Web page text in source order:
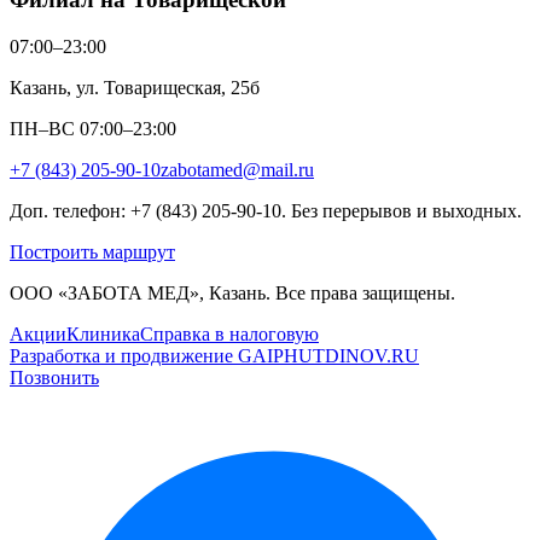
07:00–23:00
Казань, ул. Товарищеская, 25б
ПН–ВС 07:00–23:00
+7 (843) 205-90-10zabotamed@mail.ru
Доп. телефон: +7 (843) 205-90-10. Без перерывов и выходных.
Построить маршрут
ООО «ЗАБОТА МЕД», Казань. Все права защищены.
АкцииКлиникаСправка в налоговую
Разработка и продвижение GAIPHUTDINOV.RU
Позвонить